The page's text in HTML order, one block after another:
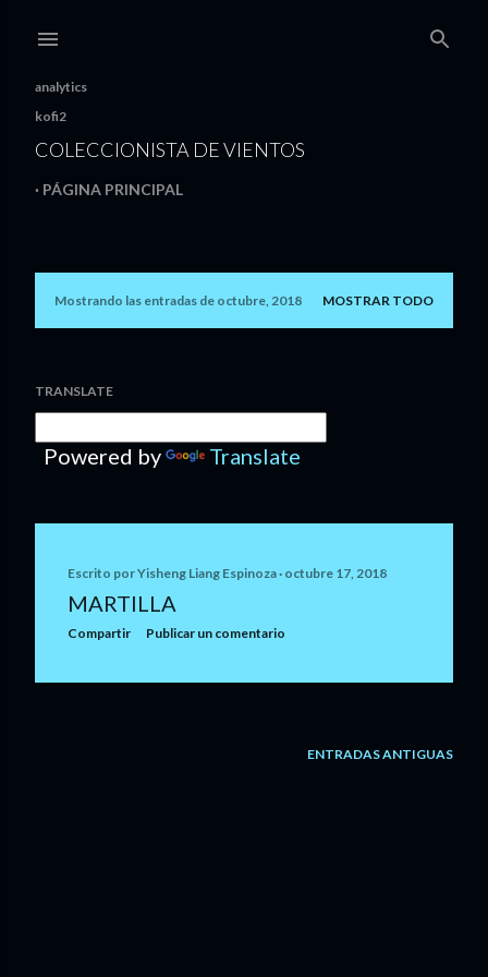
analytics
kofi2
COLECCIONISTA DE VIENTOS
PÁGINA PRINCIPAL
E
t
r
a
d
Mostrando las entradas de octubre, 2018 MOSTRAR TODO
TRANSLATE
Powered by Translate
Escrito porYisheng Liang Espinoza octubre 17, 2018
MARTILLA
Compartir Publicar un comentario
ENTRADAS ANTIGUAS